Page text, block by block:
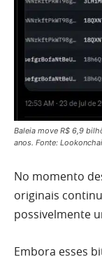
Baleia move R$ 6,9
anos. Fonte:
No momento
originais
possivelmente
Embora esses